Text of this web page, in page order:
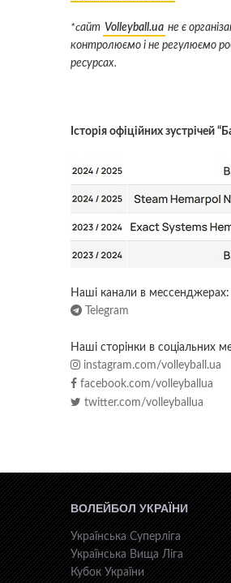
*cайт Volleyball.ua не є
контролюємо і не регулюємо
ресурсах.
Історія офіційних зустрічей
Наші канали в мессенджерах:
Telegram
Наші сторінки в соціальних
instagram.com/volleyball.ua
facebook.com/volleyballua
twitter.com/volleyballua
ВОЛЕЙБОЛ УКРАЇНИ
Українська Суперліга
Українська Вища Ліга
Кубок України